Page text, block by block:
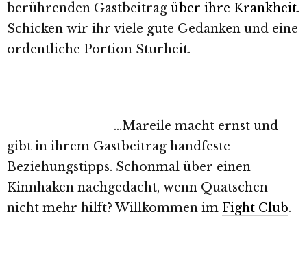
berührenden Gastbeitrag über ihre Krankheit.
Schicken wir ihr viele gute Gedanken und eine
ordentliche Portion Sturheit.
…Mareile macht ernst und
gibt in ihrem Gastbeitrag handfeste
Beziehungstipps. Schonmal über einen
Kinnhaken nachgedacht, wenn Quatschen
nicht mehr hilft? Willkommen im Fight Club.